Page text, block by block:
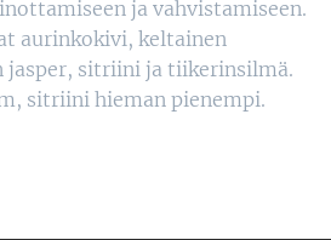
ja vahvistamiseen.
aurinkokivi, keltainen
jasper, sitriini ja tiikerinsilmä.
sitriini hieman pienempi.